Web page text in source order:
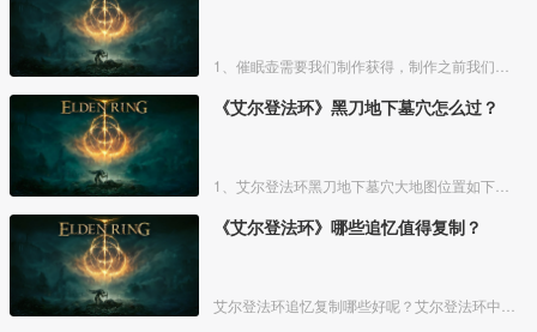
《艾尔登法环》黑刀地下墓穴怎么过？
《艾尔登法环》哪些追忆值得复制？